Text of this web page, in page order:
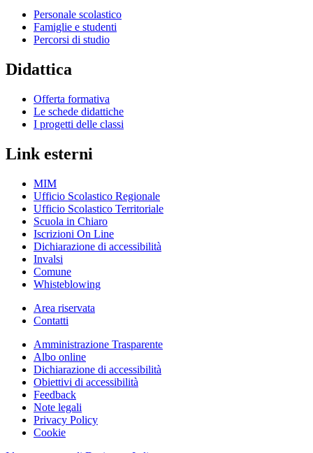
Personale scolastico
Famiglie e studenti
Percorsi di studio
Didattica
Offerta formativa
Le schede didattiche
I progetti delle classi
Link esterni
MIM
Ufficio Scolastico Regionale
Ufficio Scolastico Territoriale
Scuola in Chiaro
Iscrizioni On Line
Dichiarazione di accessibilità
Invalsi
Comune
Whisteblowing
Area riservata
Contatti
Amministrazione Trasparente
Albo online
Dichiarazione di accessibilità
Obiettivi di accessibilità
Feedback
Note legali
Privacy Policy
Cookie